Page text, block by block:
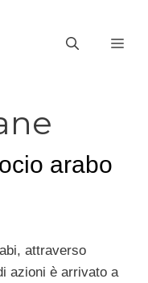
arabo
attraverso
azioni è arrivato a